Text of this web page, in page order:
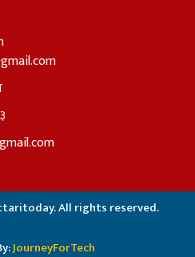
All rights reserved.
JourneyForTech